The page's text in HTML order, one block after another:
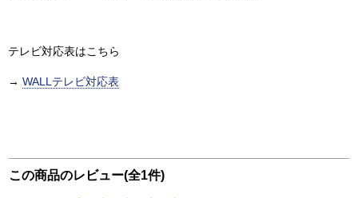
テレビ対応表はこちら
→ WALLテレビ対応表
この商品のレビュー(全1件)